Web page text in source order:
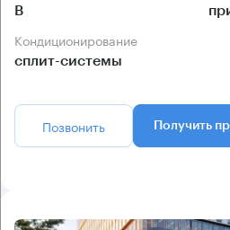
B
Кондиционирование
сплит-системы
Позвонить Получить